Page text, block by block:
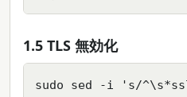
1.5 TLS 無効化
sudo sed -i 's/